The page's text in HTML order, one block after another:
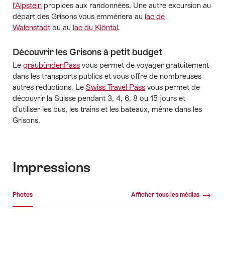
l’Alpstein propices aux randonnées. Une autre excursion au
départ des Grisons vous emmènera au lac de
Walenstadt ou au lac du Klöntal.
Découvrir les Grisons à petit budget
Le graubündenPass vous permet de voyager gratuitement
dans les transports publics et vous offre de nombreuses
autres réductions. Le Swiss Travel Pass vous permet de
découvrir la Suisse pendant 3, 4, 6, 8 ou 15 jours et
d’utiliser les bus, les trains et les bateaux, même dans les
Grisons.
Impressions
Photos Afficher tous les médias